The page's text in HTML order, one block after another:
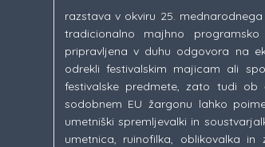
razstava v okviru 25. mednarodnega
tradicionalno majhno
pripravljena v duhu odgovora na
odrekli festivalskim majicam ali
festivalske predmete, zato tudi
sodobnem EU žargonu lahko
umetniški spremljevalki in
umetnica, ruinofilka, oblikovalka